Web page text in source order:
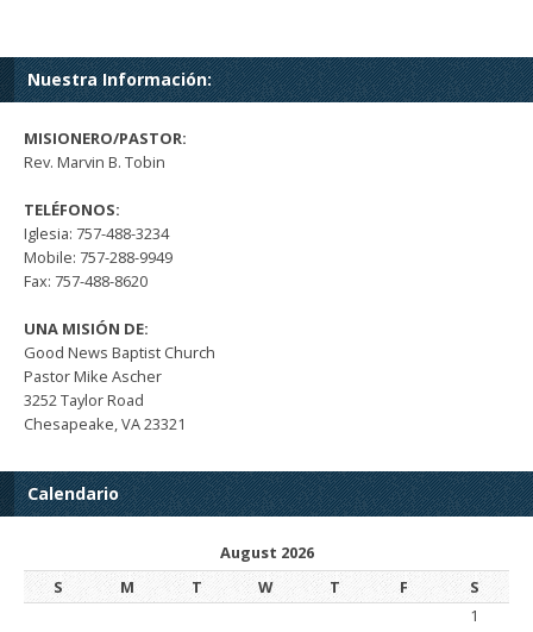
Nuestra Información:
MISIONERO/PASTOR:
Rev. Marvin B. Tobin
TELÉFONOS:
Iglesia: 757-488-3234
Mobile: 757-288-9949
Fax: 757-488-8620
UNA MISIÓN DE:
Good News Baptist Church
Pastor Mike Ascher
3252 Taylor Road
Chesapeake, VA 23321
Calendario
August 2026
S
M T W T F
S
1